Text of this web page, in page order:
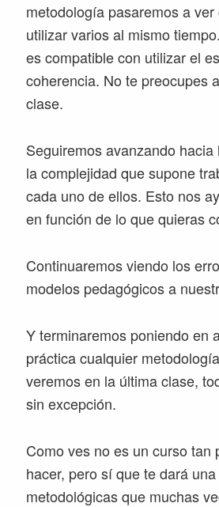
metodología pasaremos a
utilizar varios al mismo
es compatible con utilizar el
coherencia. No te preocupes
clase.
Seguiremos avanzando
la complejidad que supone
cada uno de ellos. Esto nos
en función de lo que quieras
Continuaremos viendo los
modelos pedagógicos a
Y terminaremos poniendo en
práctica cualquier
veremos en la última clase,
sin excepción.
Como ves no es un curso
hacer, pero sí que te dará
metodológicas que muchas